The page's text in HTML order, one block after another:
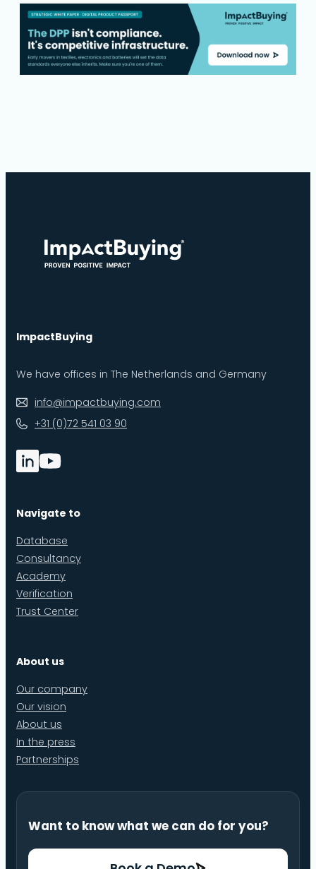
ImpactBuying
We have offices in The Netherlands and Germany
info@impactbuying.com
+31 (0)72 541 03 90
Navigate to
Database
Consultancy
Academy
Verification
Trust Center
About us
Our company
Our vision
About us
In the press
Partnerships
Want to know what we can do for you?